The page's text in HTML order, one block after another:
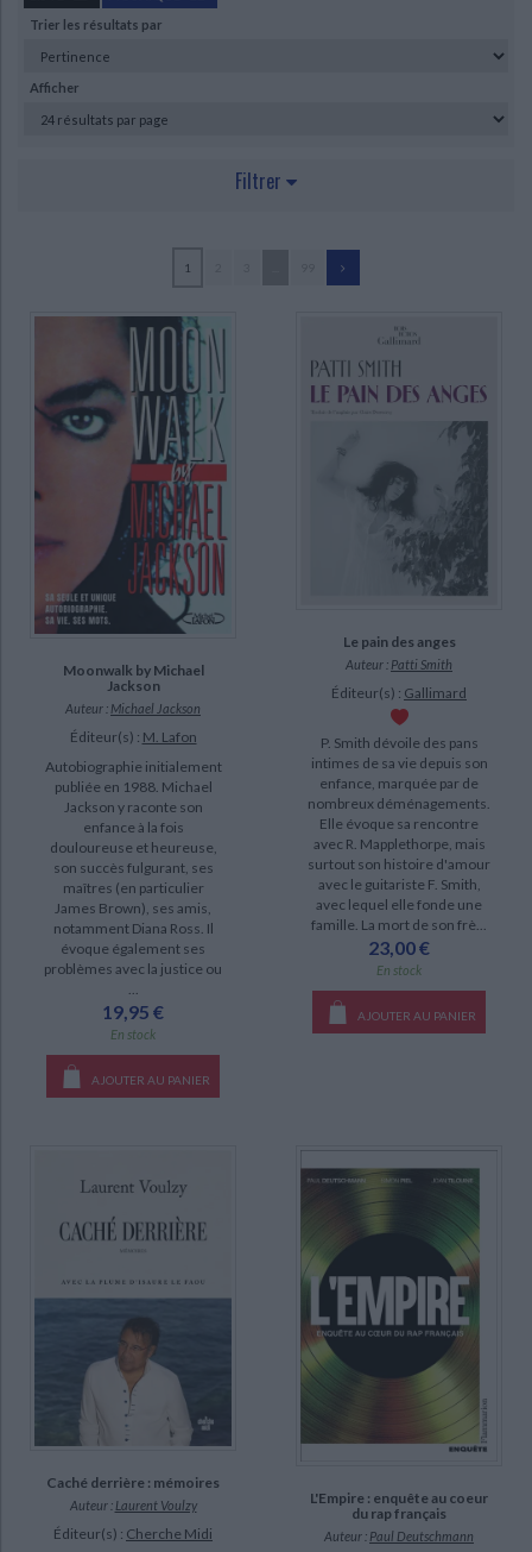
Bibliothèque de la Pléiade
Littérature de voyage
Ecologie - Environnement
Histoire de France
Danse
Trier les résultats par
Afficher
Filtrer
Margotin, Philippe (21)
Lorentz, Christophe (17)
Manoeuvre, Philippe (17)
Merklen, Angélique (17)
Dufaud, Marc (15)
Cuesta, Stan (14)
Raizer, Sébastien (14)
SUPPORT
poche (129)
IAD (55)
coffret (8)
papeterie (7)
document-audio (3)
musique (2)
SÉRIE
A ma zone (3)
Black Metal (3)
British rock (3)
Les extravagantes aventures de Frank Zappa (3)
Rock stories (3)
Anthologie du black metal (2)
disponible (2356)
epuise (1963)
manquant (242)
1
Moonwalk by Michael
Jackson
Auteur : Michael Jackson
Éditeur(s) : M. Lafon
Autobiographie initialement
publiée en 1988. Michael
Jackson y raconte son
enfance à la fois
douloureuse et heureuse,
son succès fulgurant, ses
maîtres (en particulier
James Brown), ses amis,
notamment Diana Ross. Il
évoque également ses
problèmes avec la justice ou
19,95 €
En stock
AJOUTER AU PANIER
Le pain des anges
Auteur : Patti Smith
Éditeur(s) : Gallimard
P. Smith dévoile des pans
intimes de sa vie depuis son
enfance, marquée par de
nombreux déménagements.
Elle évoque sa rencontre
avec R. Mapplethorpe, mais
surtout son histoire d'amour
avec le guitariste F. Smith,
avec lequel elle fonde une
famille. La mort de son frè...
23,00 €
En stock
AJOUTER AU PANIER
Caché derrière : mémoires
Auteur : Laurent Voulzy
Éditeur(s) : Cherche Midi
L'Empire : enquête au coeur
du rap français
Auteur : Paul Deutschmann